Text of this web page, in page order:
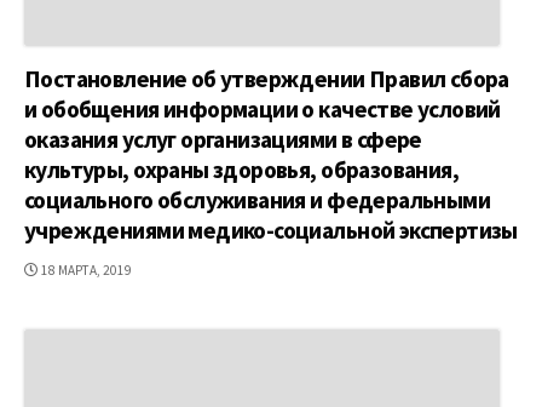
Постановление об утверждении Правил сбора
и обобщения информации о качестве условий
оказания услуг организациями в сфере
культуры, охраны здоровья, образования,
социального обслуживания и федеральными
учреждениями медико-социальной экспертизы
ДАТА
18 МАРТА, 2019